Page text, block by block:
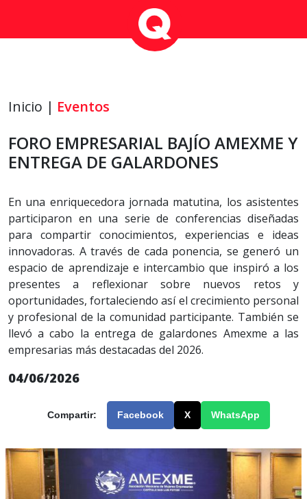
Inicio | Eventos
FORO EMPRESARIAL BAJÍO AMEXME Y
ENTREGA DE GALARDONES
En una enriquecedora jornada matutina, los asistentes
participaron en una serie de conferencias diseñadas
para compartir conocimientos, experiencias e ideas
innovadoras. A través de cada ponencia, se generó un
espacio de aprendizaje e intercambio que inspiró a los
presentes a reflexionar sobre nuevos retos y
oportunidades, fortaleciendo así el crecimiento personal
y profesional de la comunidad participante. También se
llevó a cabo la entrega de galardones Amexme a las
empresarias más destacadas del 2026.
04/06/2026
Compartir: Facebook X WhatsApp